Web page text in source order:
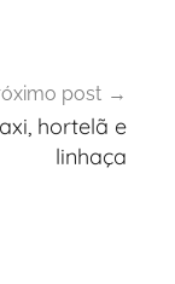
post
hortelã e
linhaça